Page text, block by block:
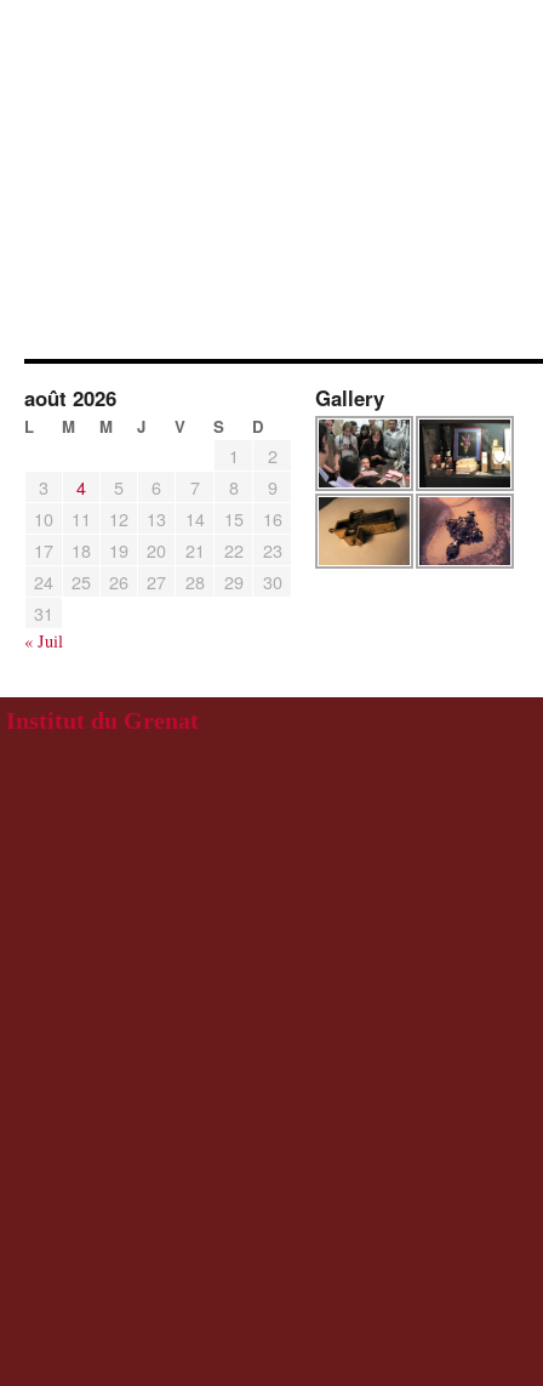
août 2026
L M M J V S D
1
2
3
4 5 6 7 8
9
10
11 12 13 14 15
16
17
18 19 20 21 22
23
24
25 26 27 28 29
30
31
« Juil
Gallery
Institut du Grenat